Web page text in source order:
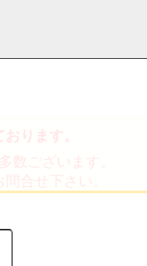
お気に入り物件お問い合わ
せ
ります。
数ございます。
合せ下さい。